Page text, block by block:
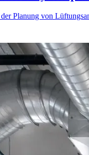
Planung von